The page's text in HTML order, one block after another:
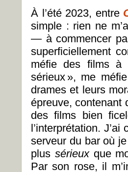
À l’été 2023, entre
simple : rien ne
— à commencer
superficiellement
méfie des films à
sérieux », me
drames et leurs
épreuve, contenant
des films bien
l’interprétation.
serveur du bar où
plus sérieux que
Par son rose, il